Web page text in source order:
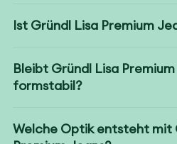
Ist Gründl Lisa Premium
Bleibt Gründl Lisa
formstabil?
Welche Optik entsteht mit